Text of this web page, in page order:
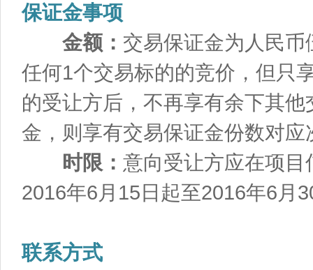
保证金事项
金额： 交易保证金为人民
任何1个交易标的的竞价，但只
的受让方后，不再享有余下其
金，则享有交易保证金份数对
时限： 意向受让方应在项
2016年6月15日起至2016年6月
联系方式